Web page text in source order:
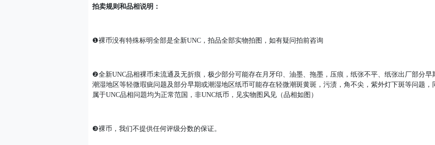
拍卖规则和品相说明：
❶裸币没有特殊标明全部是全新UNC，拍品全部实物拍图，如有疑问拍前咨询
❷全新UNC品相裸币未流通及无折痕，极少部分可能存在月牙印、油墨、拖墨，压痕，纸张不平、纸张出厂部分早
潮湿地区等轻微瑕疵问题及部分早期或潮湿地区纸币可能存在轻微潮斑黄斑，污渍，角不尖，紫外灯下斑等问题，
属于UNC品相问題均为正常范国，非UNC纸币，见实物图风见（品相如图）
❸裸币，我们不提供任何评级分数的保证。